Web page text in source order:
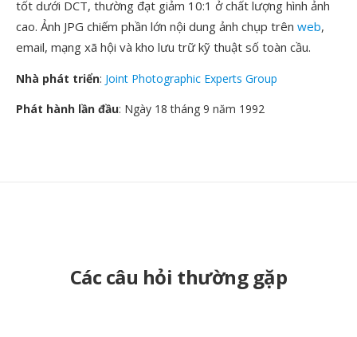
tốt dưới DCT, thường đạt giảm 10:1 ở chất lượng hình ảnh
cao. Ảnh JPG chiếm phần lớn nội dung ảnh chụp trên web,
email, mạng xã hội và kho lưu trữ kỹ thuật số toàn cầu.
Nhà phát triển: Joint Photographic Experts Group
Phát hành lần đầu: Ngày 18 tháng 9 năm 1992
Các câu hỏi thường gặp